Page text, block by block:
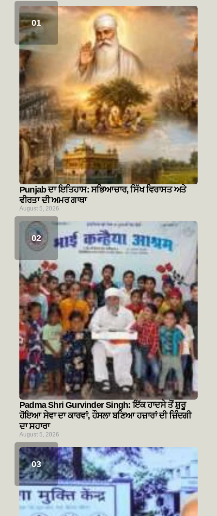
Punjab ਦਾ ਇਤਿਹਾਸ: ਸਭਿਆਚਾਰ, ਸਿੱਖ ਵਿਰਾਸਤ ਅਤੇ
ਵੀਰਤਾ ਦੀ ਅਮਰ ਗਾਥਾ
August 5, 2026
Padma Shri Gurvinder Singh: ਇੱਕ ਹਾਦਸੇ ਤੋਂ ਸ਼ੁਰੂ
ਹੋਇਆ ਸੇਵਾ ਦਾ ਕਾਰਵਾਂ, ਹੌਸਲਾ ਬਣਿਆ ਹਜ਼ਾਰਾਂ ਦੀ ਜ਼ਿੰਦਗੀ
ਦਾ ਸਹਾਰਾ
August 5, 2026